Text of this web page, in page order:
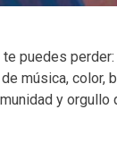
te puedes
música, color,
y orgullo